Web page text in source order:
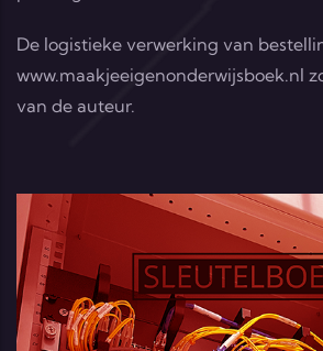
De logistieke verwerking van
www.maakjeeigenonderwijsboek.nl
van de auteur.